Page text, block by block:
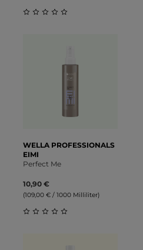
WELLA PROFESSIONALS
EIMI
Perfect Me
10,90 €
(109,00 € / 1000 Milliliter)